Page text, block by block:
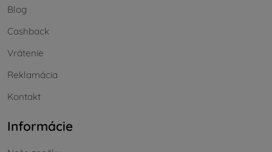
Blog
Cashback
Vrátenie
Reklamácia
Kontakt
Informácie